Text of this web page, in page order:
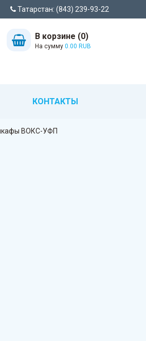
Татарстан: (843) 239-93-22
В корзине (0)
На сумму 0.00 RUB
КОНТАКТЫ
ВОКС-УФП